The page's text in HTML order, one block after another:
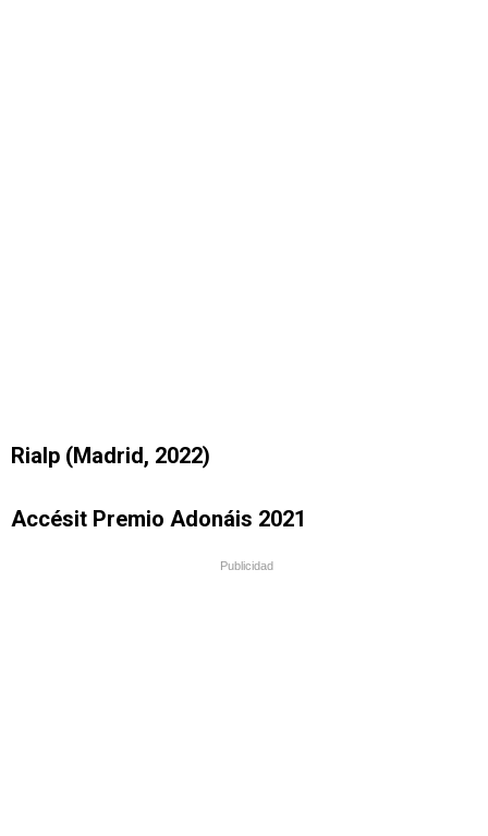
Rialp (Madrid, 2022)
Accésit Premio Adonáis 2021
Publicidad